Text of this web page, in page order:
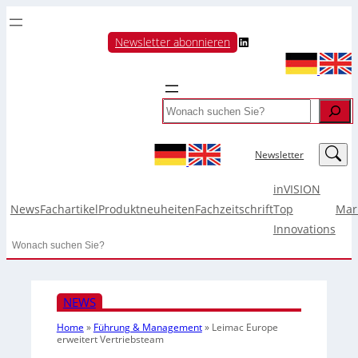
Newsletter abonnieren LinkedIn
Search
Newsletter LinkedIn
NewsFachartikelProduktneuheitenFachzeitschrift
inVISION
Top
Innovations
Search
NEWS
Home » Führung & Management» Leimac Europe
erweitert Vertriebsteam